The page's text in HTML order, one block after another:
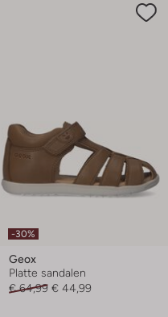
-30%
Geox
Platte sandalen
€ 64,99 € 44,99